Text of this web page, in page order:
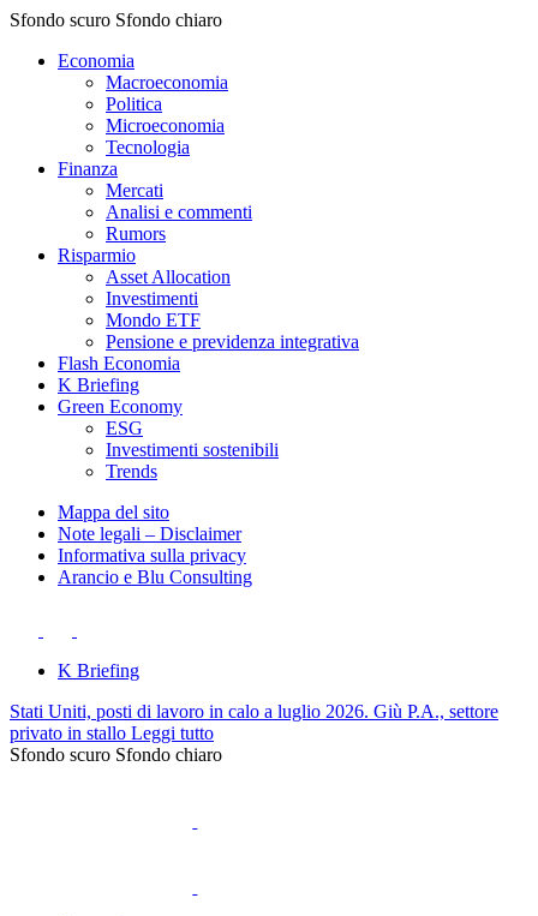
Sfondo scuro Sfondo chiaro
Economia
Macroeconomia
Politica
Microeconomia
Tecnologia
Finanza
Mercati
Analisi e commenti
Rumors
Risparmio
Asset Allocation
Investimenti
Mondo ETF
Pensione e previdenza integrativa
Flash Economia
K Briefing
Green Economy
ESG
Investimenti sostenibili
Trends
Mappa del sito
Note legali – Disclaimer
Informativa sulla privacy
Arancio e Blu Consulting
K Briefing
Stati Uniti, posti di lavoro in calo a luglio 2026. Giù P.A., settore
privato in stallo Leggi tutto
Sfondo scuro Sfondo chiaro